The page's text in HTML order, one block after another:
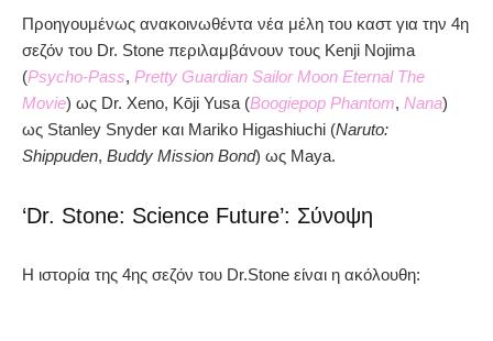
Προηγουμένως ανακοινωθέντα νέα μέλη του καστ για την 4η
σεζόν του Dr. Stone περιλαμβάνουν τους Kenji Nojima
(Psycho-Pass, Pretty Guardian Sailor Moon Eternal The
Movie) ως Dr. Xeno, Kōji Yusa (Boogiepop Phantom, Nana)
ως Stanley Snyder και Mariko Higashiuchi (Naruto:
Shippuden, Buddy Mission Bond) ως Maya.
‘Dr. Stone: Science Future’: Σύνοψη
Η ιστορία της 4ης σεζόν του Dr.Stone είναι η ακόλουθη: